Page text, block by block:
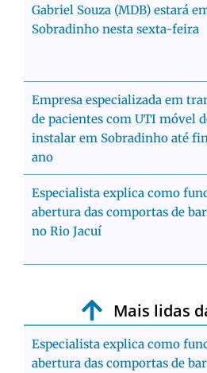
Gabriel Souza (MDB) estará
Sobradinho nesta sexta-feira
Empresa especializada em
de pacientes com UTI móvel
instalar em Sobradinho até
ano
Especialista explica como
abertura das comportas de
no Rio Jacuí
Mais lidas
Especialista explica como
abertura das comportas de